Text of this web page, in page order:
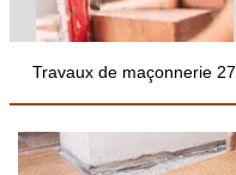
Travaux de maçonnerie 27